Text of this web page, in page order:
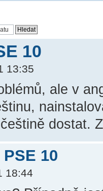
10
13:35
ale v
dostat.
10
18:44